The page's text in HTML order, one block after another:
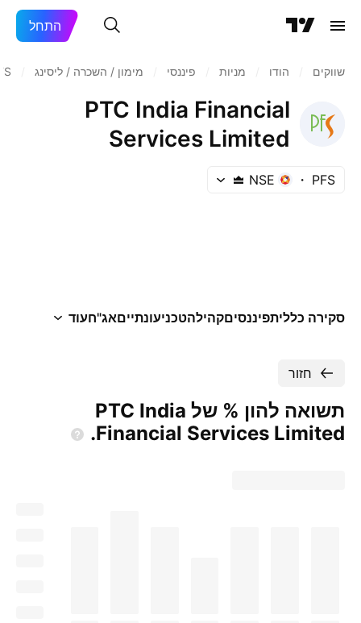
התחל
שווקים הודו‏ מניות‏ פיננסי מימון / השכרה / ליסינג
PTC India Financial
Services Limited
PFS
NSE
סקירה כלליתפיננסיםקהילהטכניעונתייםאג"חעוד
חזור
תשואה להון % של PTC India
Financial Services Limited.